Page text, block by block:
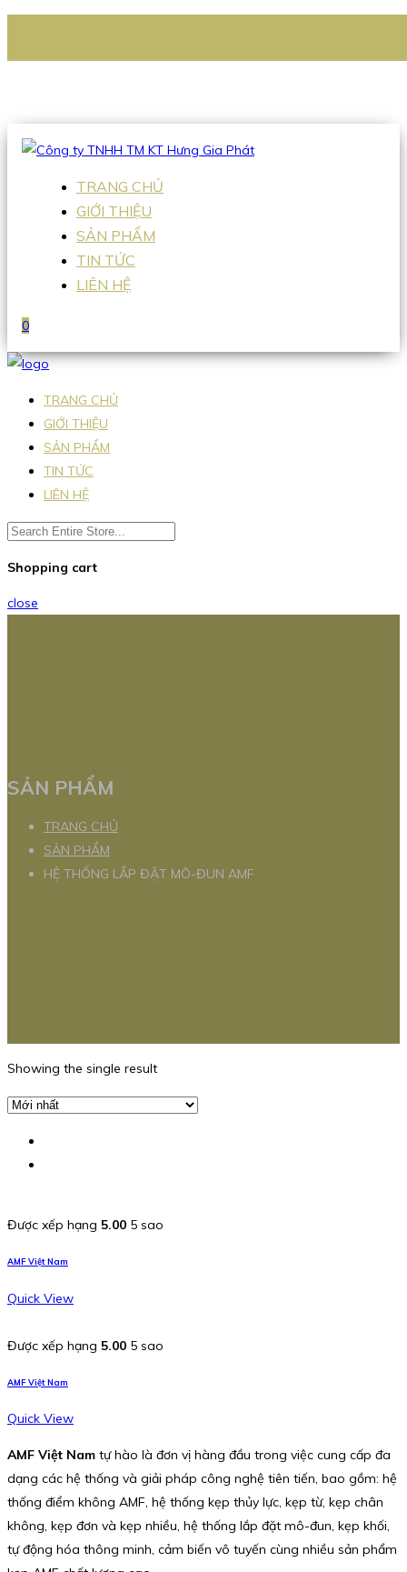
Hotline:0938 336 079
TRANG CHỦ
GIỚI THIỆU
SẢN PHẨM
TIN TỨC
LIÊN HỆ
0
TRANG CHỦ
GIỚI THIỆU
SẢN PHẨM
TIN TỨC
LIÊN HỆ
Shopping cart
close
SẢN PHẨM
TRANG CHỦ
SẢN PHẨM
HỆ THỐNG LẮP ĐẶT MÔ-ĐUN AMF
Showing the single result
Được xếp hạng 5.00 5 sao
AMF Việt Nam
Quick View
Được xếp hạng 5.00 5 sao
AMF Việt Nam
Quick View
AMF Việt Nam tự hào là đơn vị hàng đầu trong việc cung cấp đa
dạng các hệ thống và giải pháp công nghệ tiên tiến, bao gồm: hệ
thống điểm không AMF, hệ thống kẹp thủy lực, kẹp từ, kẹp chân
không, kẹp đơn và kẹp nhiều, hệ thống lắp đặt mô-đun, kẹp khối,
tự động hóa thông minh, cảm biến vô tuyến cùng nhiều sản phẩm